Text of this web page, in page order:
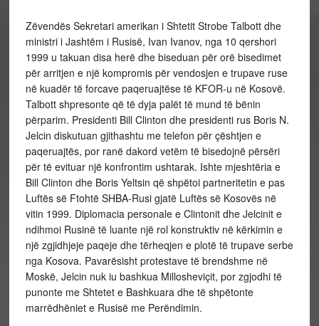
Zëvendës Sekretari amerikan i Shtetit Strobe Talbott dhe
ministri i Jashtëm i Rusisë, Ivan Ivanov, nga 10 qershori
1999 u takuan disa herë dhe biseduan për orë bisedimet
për arritjen e një kompromis për vendosjen e trupave ruse
në kuadër të forcave paqeruajtëse të KFOR-u në Kosovë.
Talbott shpresonte që të dyja palët të mund të bënin
përparim. Presidenti Bill Clinton dhe presidenti rus Boris N.
Jelcin diskutuan gjithashtu me telefon për çështjen e
paqeruajtës, por ranë dakord vetëm të bisedojnë përsëri
për të evituar një konfrontim ushtarak. Ishte mjeshtëria e
Bill Clinton dhe Boris Yeltsin që shpëtoi partneritetin e pas
Luftës së Ftohtë SHBA-Rusi gjatë Luftës së Kosovës në
vitin 1999. Diplomacia personale e Clintonit dhe Jelcinit e
ndihmoi Rusinë të luante një rol konstruktiv në kërkimin e
një zgjidhjeje paqeje dhe tërheqjen e plotë të trupave serbe
nga Kosova. Pavarësisht protestave të brendshme në
Moskë, Jelcin nuk iu bashkua Millosheviçit, por zgjodhi të
punonte me Shtetet e Bashkuara dhe të shpëtonte
marrëdhëniet e Rusisë me Perëndimin.